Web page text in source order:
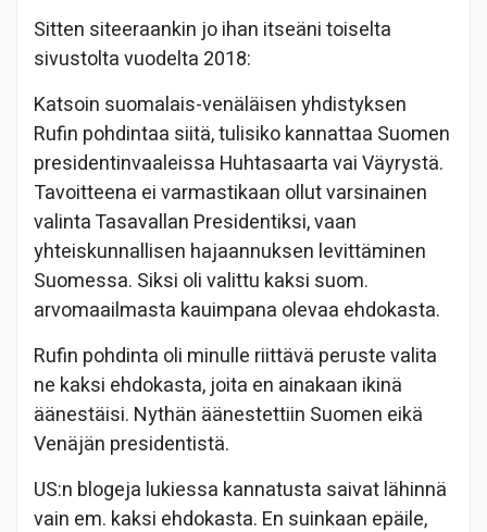
Sitten siteeraankin jo ihan itseäni toiselta
sivustolta vuodelta 2018:
Katsoin suomalais-venäläisen yhdistyksen
Rufin pohdintaa siitä, tulisiko kannattaa Suomen
presidentinvaaleissa Huhtasaarta vai Väyrystä.
Tavoitteena ei varmastikaan ollut varsinainen
valinta Tasavallan Presidentiksi, vaan
yhteiskunnallisen hajaannuksen levittäminen
Suomessa. Siksi oli valittu kaksi suom.
arvomaailmasta kauimpana olevaa ehdokasta.
Rufin pohdinta oli minulle riittävä peruste valita
ne kaksi ehdokasta, joita en ainakaan ikinä
äänestäisi. Nythän äänestettiin Suomen eikä
Venäjän presidentistä.
US:n blogeja lukiessa kannatusta saivat lähinnä
vain em. kaksi ehdokasta. En suinkaan epäile,